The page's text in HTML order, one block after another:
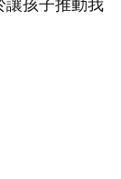
讓孩子推動我